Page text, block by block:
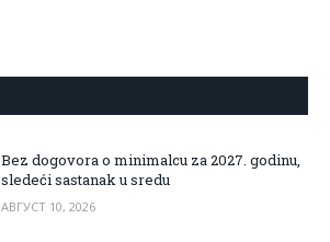
Bez dogovora o minimalcu za 2027. godinu,
sledeći sastanak u sredu
АВГУСТ 10, 2026